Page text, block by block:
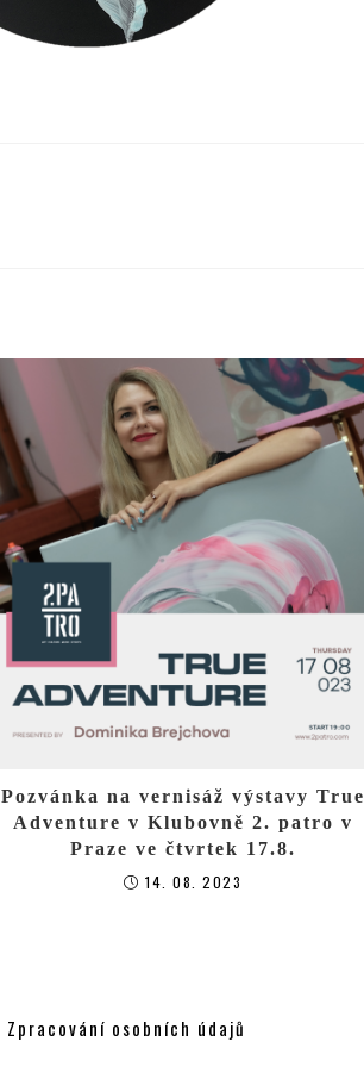
Pozvánka na vernisáž výstavy True
Adventure v Klubovně 2. patro v
Praze ve čtvrtek 17.8.
14. 08. 2023
Zpracování osobních údajů